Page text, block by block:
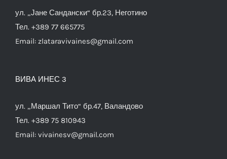
ул. „Јане Сандански“ бр.23, Неготино
Тел. +389 77 665775
Email: zlataravivaines@gmail.com
ВИВА ИНЕС 3
ул. „Маршал Тито“ бр.47, Валандово
Тел. +389 75 810943
Email: vivainesv@gmail.com